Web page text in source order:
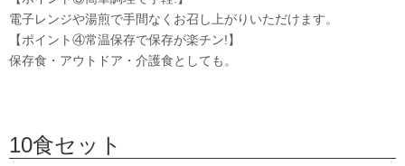
電子レンジや湯煎で手間なくお召し上がりいただけます。
【ポイント④常温保存で保存が楽チン!】
保存食・アウトドア・介護食としても。
10食セット